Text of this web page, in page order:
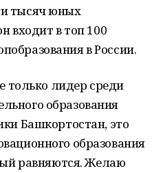
тысяч юных
входит в топ 100
в России.
только лидер среди
образования
Башкортостан, это
образования
равняются. Желаю